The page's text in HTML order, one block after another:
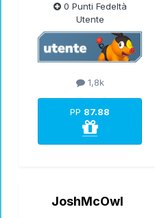
0 Punti Fedeltà
Utente
1,8k
PP 87.88
JoshMcOwl